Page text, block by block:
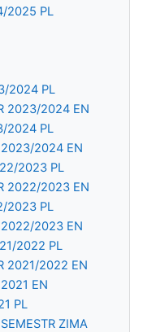
2025 PL
2024 PL
2023/2024 EN
2024 PL
2023/2024 EN
2023 PL
2022/2023 EN
2023 PL
2022/2023 EN
2022 PL
2021/2022 EN
EN
PL
ZIMA